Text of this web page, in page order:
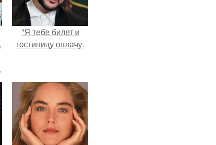
"Я тебе билет и
гостиницу оплачу.